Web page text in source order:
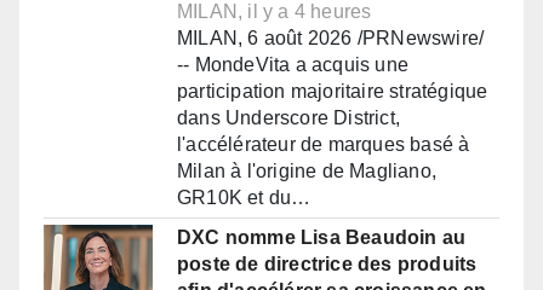
MILAN, il y a 4 heures
MILAN, 6 août 2026 /PRNewswire/
-- MondeVita a acquis une
participation majoritaire stratégique
dans Underscore District,
l'accélérateur de marques basé à
Milan à l'origine de Magliano,
GR10K et du…
DXC nomme Lisa Beaudoin au
poste de directrice des produits